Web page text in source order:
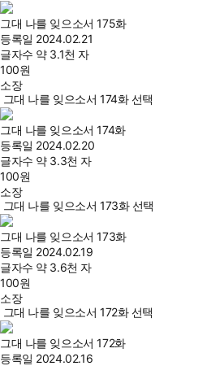
그대 나를 잊으소서 175화
등록일 2024.02.21
글자수 약 3.1천 자
100원
소장
그대 나를 잊으소서 174화 선택
그대 나를 잊으소서 174화
등록일 2024.02.20
글자수 약 3.3천 자
100원
소장
그대 나를 잊으소서 173화 선택
그대 나를 잊으소서 173화
등록일 2024.02.19
글자수 약 3.6천 자
100원
소장
그대 나를 잊으소서 172화 선택
그대 나를 잊으소서 172화
등록일 2024.02.16